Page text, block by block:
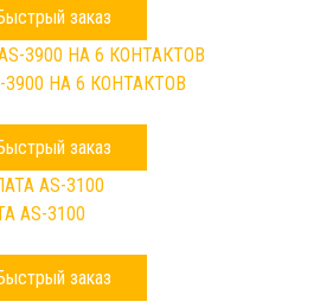
заказ
НА 6 КОНТАКТОВ
заказ
AS-3100
заказ